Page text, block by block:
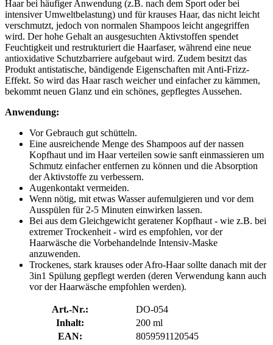
Haar bei häufiger Anwendung (z.B. nach dem Sport oder bei
intensiver Umweltbelastung) und für krauses Haar, das nicht leicht
verschmutzt, jedoch von normalen Shampoos leicht angegriffen
wird. Der hohe Gehalt an ausgesuchten Aktivstoffen spendet
Feuchtigkeit und restrukturiert die Haarfaser, während eine neue
antioxidative Schutzbarriere aufgebaut wird. Zudem besitzt das
Produkt antistatische, bändigende Eigenschaften mit Anti-Frizz-
Effekt. So wird das Haar rasch weicher und einfacher zu kämmen,
bekommt neuen Glanz und ein schönes, gepflegtes Aussehen.
Anwendung:
Vor Gebrauch gut schütteln.
Eine ausreichende Menge des Shampoos auf der nassen
Kopfhaut und im Haar verteilen sowie sanft einmassieren um
Schmutz einfacher entfernen zu können und die Absorption
der Aktivstoffe zu verbessern.
Augenkontakt vermeiden.
Wenn nötig, mit etwas Wasser aufemulgieren und vor dem
Ausspülen für 2-5 Minuten einwirken lassen.
Bei aus dem Gleichgewicht geratener Kopfhaut - wie z.B. bei
extremer Trockenheit - wird es empfohlen, vor der
Haarwäsche die Vorbehandelnde Intensiv-Maske
anzuwenden.
Trockenes, stark krauses oder Afro-Haar sollte danach mit der
3in1 Spülung gepflegt werden (deren Verwendung kann auch
vor der Haarwäsche empfohlen werden).
Art.-Nr.:
DO-054
Inhalt:
200 ml
EAN:
8059591120545